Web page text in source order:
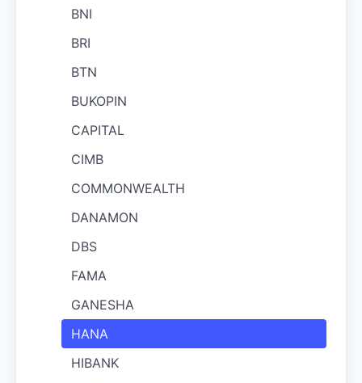
BNI
BRI
BTN
BUKOPIN
CAPITAL
CIMB
COMMONWEALTH
DANAMON
DBS
FAMA
GANESHA
HANA
HIBANK